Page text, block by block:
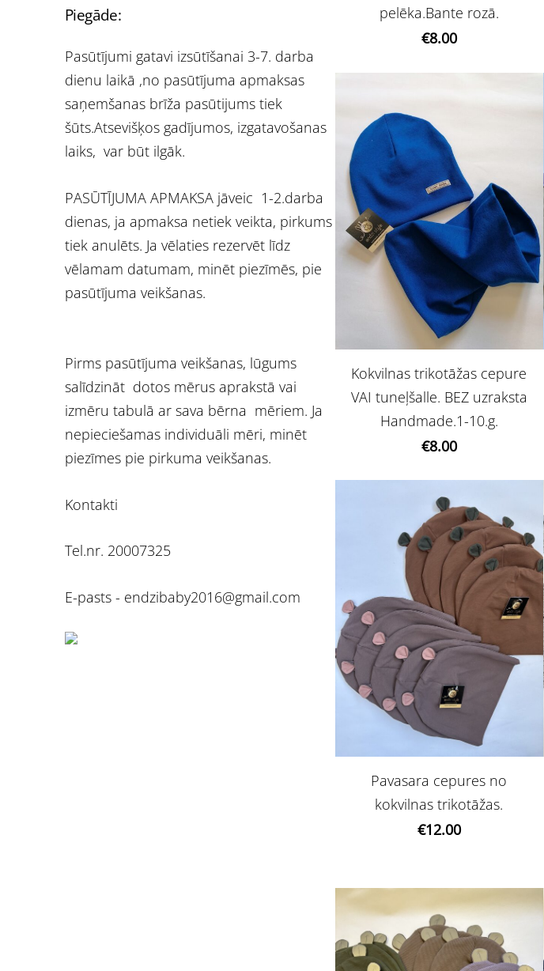
Piegāde:
Pasūtījumi gatavi izsūtīšanai 3-7. darba
dienu laikā ,no pasūtījuma apmaksas
saņemšanas brīža pasūtijums tiek
šūts.Atsevišķos gadījumos, izgatavošanas
laiks, var būt ilgāk.
PASŪTĪJUMA APMAKSA jāveic 1-2.darba
dienas, ja apmaksa netiek veikta, pirkums
tiek anulēts. Ja vēlaties rezervēt līdz
vēlamam datumam, minēt piezīmēs, pie
pasūtījuma veikšanas.
Pirms pasūtījuma veikšanas, lūgums
salīdzināt dotos mērus aprakstā vai
izmēru tabulā ar sava bērna mēriem. Ja
nepieciešamas individuāli mēri, minēt
piezīmes pie pirkuma veikšanas.
Kontakti
Tel.nr. 20007325
E-pasts - endzibaby2016@gmail.com
pelēka.Bante rozā.
€8.00
Kokvilnas trikotāžas cepure
VAI tuneļšalle. BEZ uzraksta
Handmade.1-10.g.
€8.00
Pavasara cepures no
kokvilnas trikotāžas.
€12.00